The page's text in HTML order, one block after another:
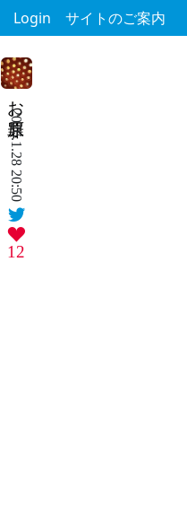
Login サイトのご案内
お原罪
2026.1.28 20:50
12